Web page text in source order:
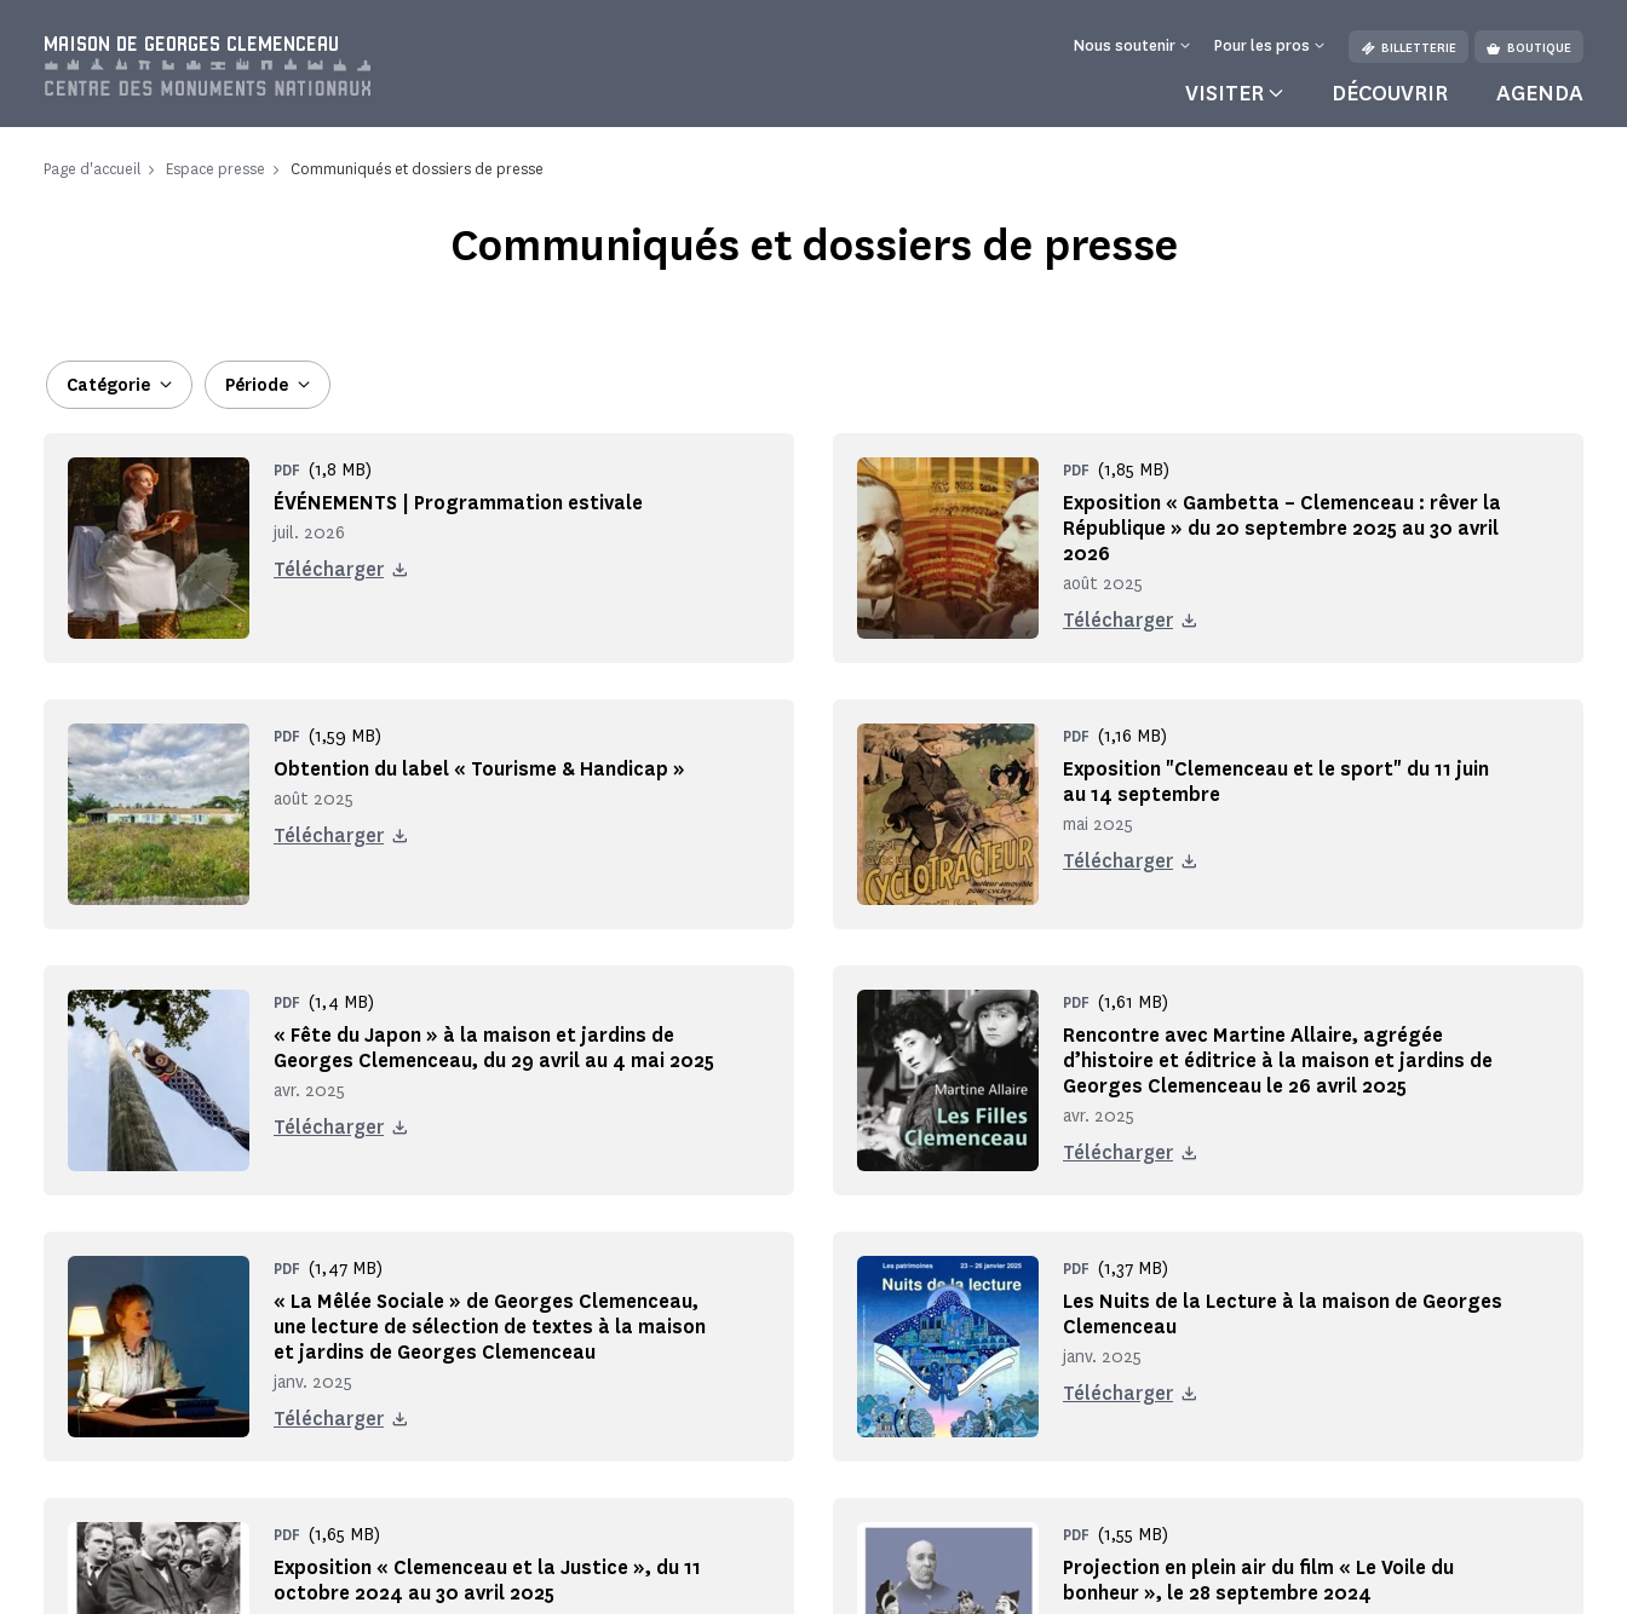
MAISON DE GEORGES CLEMENCEAU Nous soutenir Pour les pros BILLETTERIE BOUTIQUE
VISITER DÉCOUVRIR AGENDA
Page d'accueil Espace presse Communiqués et dossiers de presse
Communiqués et dossiers de presse
Catégorie Période
ÉVÉNEMENTS | Programmation estivale
juil. 2026
PDF (1,8 MB)
Télécharger
Exposition « Gambetta – Clemenceau : rêver la
République » du 20 septembre 2025 au 30 avril
2026
août 2025
PDF (1,85 MB)
Télécharger
Obtention du label « Tourisme & Handicap »
août 2025
PDF (1,59 MB)
Télécharger
Exposition "Clemenceau et le sport" du 11 juin
au 14 septembre
mai 2025
PDF (1,16 MB)
Télécharger
« Fête du Japon » à la maison et jardins de
Georges Clemenceau, du 29 avril au 4 mai 2025
avr. 2025
PDF (1,4 MB)
Télécharger
Rencontre avec Martine Allaire, agrégée
d’histoire et éditrice à la maison et jardins de
Georges Clemenceau le 26 avril 2025
avr. 2025
PDF (1,61 MB)
Télécharger
« La Mêlée Sociale » de Georges Clemenceau,
une lecture de sélection de textes à la maison
et jardins de Georges Clemenceau
janv. 2025
PDF (1,47 MB)
Télécharger
Les Nuits de la Lecture à la maison de Georges
Clemenceau
janv. 2025
PDF (1,37 MB)
Télécharger
Exposition « Clemenceau et la Justice », du 11
octobre 2024 au 30 avril 2025
PDF (1,65 MB)
Projection en plein air du film « Le Voile du
bonheur », le 28 septembre 2024
PDF (1,55 MB)